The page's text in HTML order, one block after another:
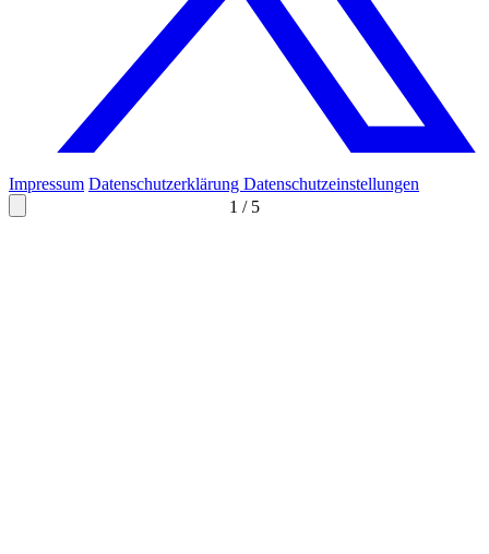
1 / 5
Impressum Datenschutzerklärung Datenschutzeinstellungen